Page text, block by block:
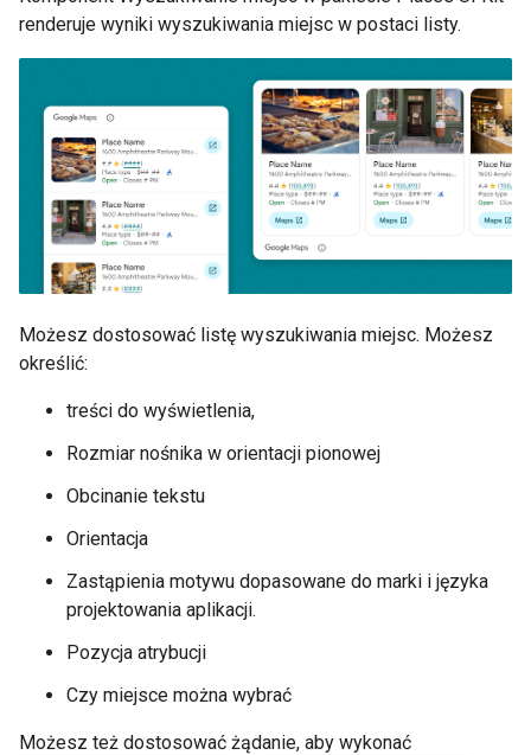
renderuje wyniki wyszukiwania miejsc w postaci listy.
Możesz dostosować listę wyszukiwania miejsc. Możesz
określić:
treści do wyświetlenia,
Rozmiar nośnika w orientacji pionowej
Obcinanie tekstu
Orientacja
Zastąpienia motywu dopasowane do marki i języka
projektowania aplikacji.
Pozycja atrybucji
Czy miejsce można wybrać
Możesz też dostosować żądanie, aby wykonać